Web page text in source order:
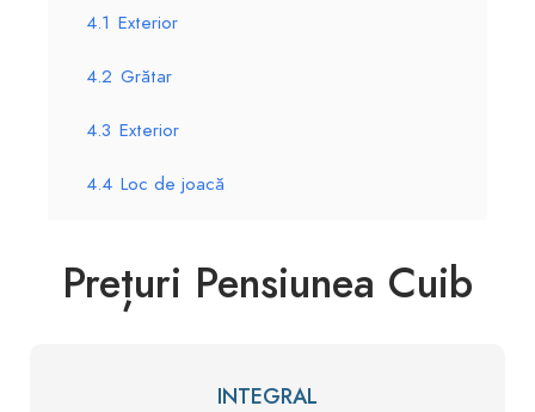
4.1 Exterior
4.2 Grătar
4.3 Exterior
4.4 Loc de joacă
Prețuri Pensiunea Cuib
INTEGRAL